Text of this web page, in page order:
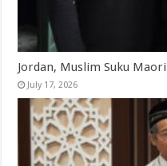
Jordan, Muslim Suku Maori
July 17, 2026